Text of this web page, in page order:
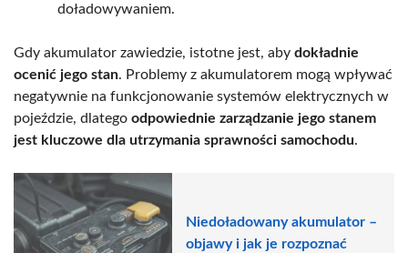
doładowywaniem.
Gdy akumulator zawiedzie, istotne jest, aby dokładnie
ocenić jego stan. Problemy z akumulatorem mogą wpływać
negatywnie na funkcjonowanie systemów elektrycznych w
pojeździe, dlatego odpowiednie zarządzanie jego stanem
jest kluczowe dla utrzymania sprawności samochodu.
Niedoładowany akumulator –
objawy i jak je rozpoznać